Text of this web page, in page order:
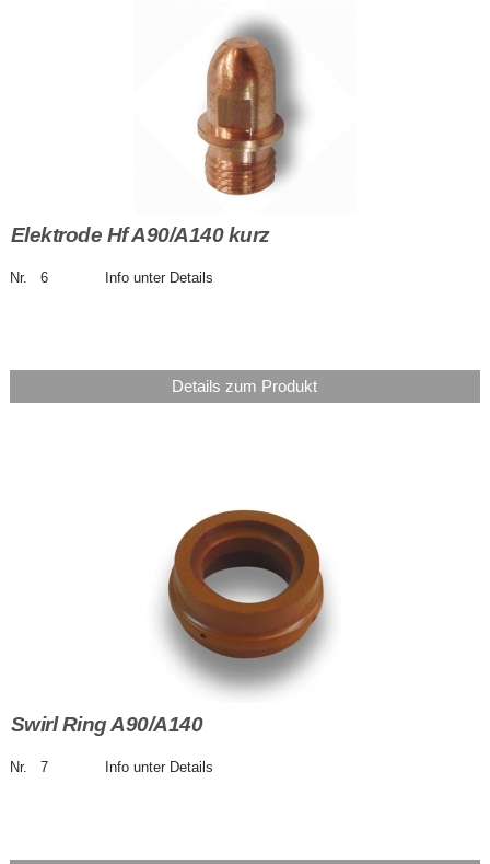
Elektrode Hf A90/A140 kurz
Nr. 6 Info unter Details
Details zum Produkt
Swirl Ring A90/A140
Nr. 7 Info unter Details